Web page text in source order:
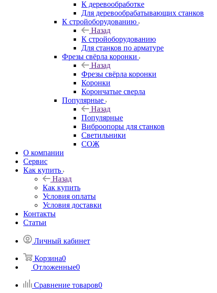
К деревообработке
Для деревообрабатывающих станков
К стройоборудованию
Назад
К стройоборудованию
Для станков по арматуре
Фрезы свёрла коронки
Назад
Фрезы свёрла коронки
Коронки
Корончатые сверла
Популярные
Назад
Популярные
Виброопоры для станков
Светильники
СОЖ
О компании
Сервис
Как купить
Назад
Как купить
Условия оплаты
Условия доставки
Контакты
Статьи
Личный кабинет
Корзина0
Отложенные0
Сравнение товаров0